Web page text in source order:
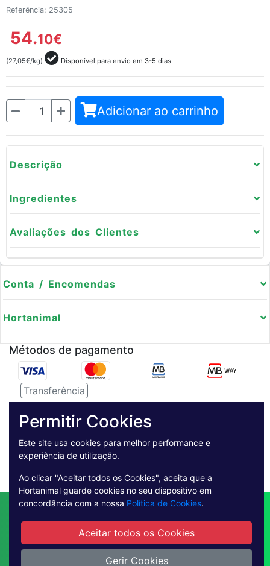
Referência: 25305
54.10€
(27,05€/kg) Disponível para envio em 3-5 dias
Quantidade Adicionar ao carrinho
Descrição
Ingredientes
Avaliações dos Clientes
Conta / Encomendas
Hortanimal
Métodos de pagamento
Transferência
Pagamento Seguro
Contactos Envio
Condições de Venda
Condições Gerais de Utilização
Livro de reclamações online
Permitir Cookies
Este site usa cookies para melhor performance e
experiência de utilização.
Ao clicar "Aceitar todos os Cookies", aceita que a
Hortanimal guarde cookies no seu dispositivo em
concordância com a nossa Política de Cookies.
Aceitar todos os Cookies
Gerir Cookies